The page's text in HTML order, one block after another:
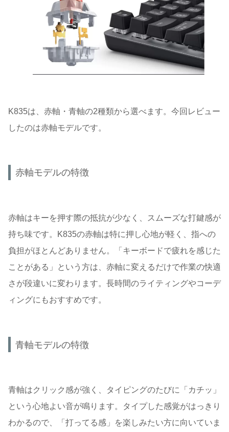
K835は、赤軸・青軸の2種類から選べます。今回レビュー
したのは赤軸モデルです。
赤軸モデルの特徴
赤軸はキーを押す際の抵抗が少なく、スムーズな打鍵感が
持ち味です。K835の赤軸は特に押し心地が軽く、指への
負担がほとんどありません。「キーボードで疲れを感じた
ことがある」という方は、赤軸に変えるだけで作業の快適
さが段違いに変わります。長時間のライティングやコーデ
ィングにもおすすめです。
青軸モデルの特徴
青軸はクリック感が強く、タイピングのたびに「カチッ」
という心地よい音が鳴ります。タイプした感覚がはっきり
わかるので、「打ってる感」を楽しみたい方に向いていま